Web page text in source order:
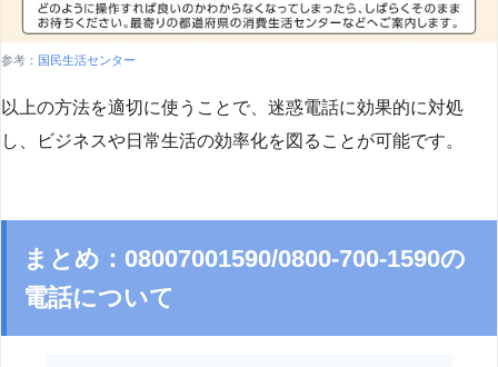
参考： 国民生活センター
以上の方法を適切に使うことで、迷惑電話に効果的に対処
し、ビジネスや日常生活の効率化を図ることが可能です。
まとめ：08007001590/0800-700-1590の
電話について